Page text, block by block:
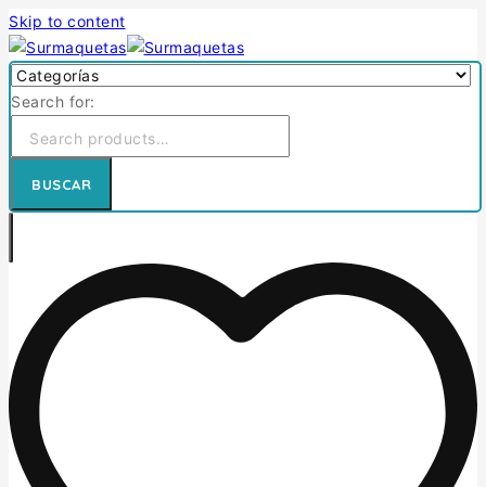
Skip to content
Search for:
BUSCAR